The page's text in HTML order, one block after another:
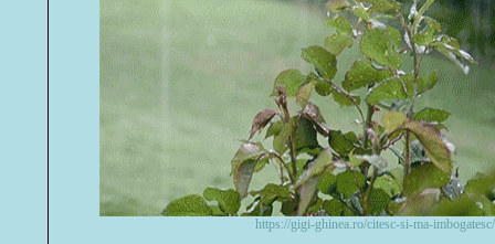
https://gigi-ghinea.ro/citesc-si-ma-imbogatesc/